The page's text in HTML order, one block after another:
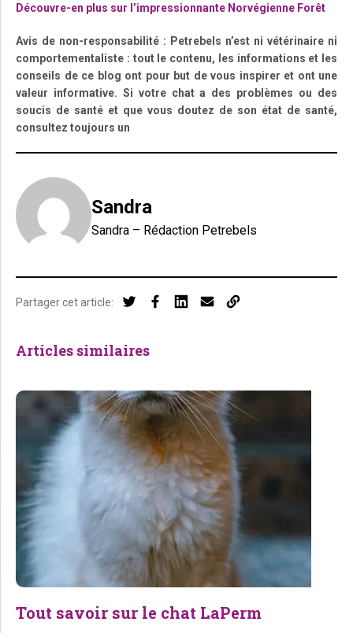
Découvre-en plus sur l’impressionnante Norvégienne Forêt
Avis de non-responsabilité : Petrebels n’est ni vétérinaire ni
comportementaliste : tout le contenu, les informations et les
conseils de ce blog ont pour but de vous inspirer et ont une
valeur informative. Si votre chat a des problèmes ou des
soucis de santé et que vous doutez de son état de santé,
consultez toujours un
Sandra
Sandra – Rédaction Petrebels
Partager cet article:
Articles similaires
Tout savoir sur le chat LaPerm